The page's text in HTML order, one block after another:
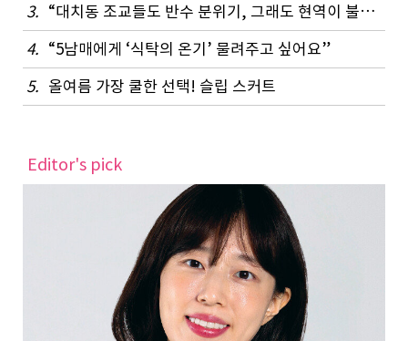
3.
“대치동 조교들도 반수 분위기, 그래도 현역이 불리하지 않은 이유”
4. “5남매에게 ‘식탁의 온기’ 물려주고 싶어요”
5. 올여름 가장 쿨한 선택! 슬립 스커트
Editor's pick